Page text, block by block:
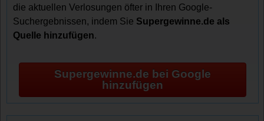
die aktuellen Verlosungen öfter in Ihren Google-
Suchergebnissen, indem Sie Supergewinne.de als
Quelle hinzufügen.
Supergewinne.de bei Google
hinzufügen